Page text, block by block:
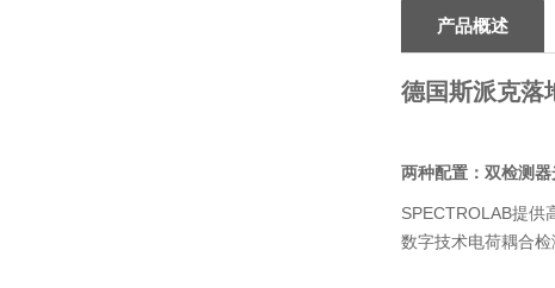
产品概述
德国斯派克落
两种配置：双检测
SPECTROLAB提供
数字技术电荷耦合检